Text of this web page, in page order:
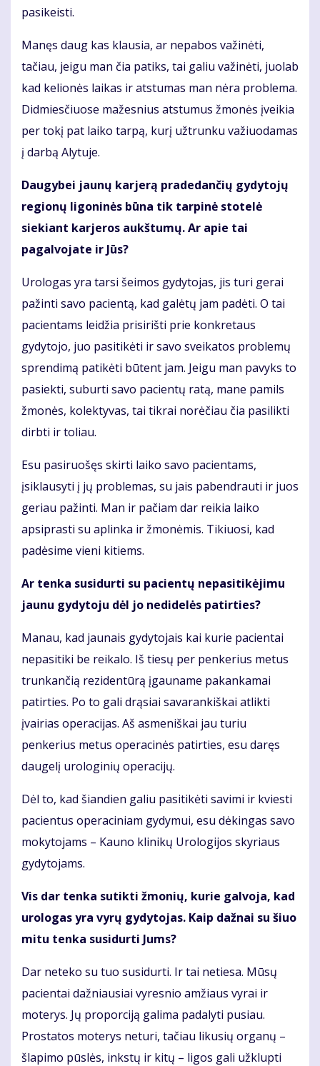
pasikeisti.
Manęs daug kas klausia, ar nepabos važinėti,
tačiau, jeigu man čia patiks, tai galiu važinėti, juolab
kad kelionės laikas ir atstumas man nėra problema.
Didmiesčiuose mažesnius atstumus žmonės įveikia
per tokį pat laiko tarpą, kurį užtrunku važiuodamas
į darbą Alytuje.
Daugybei jaunų karjerą pradedančių gydytojų
regionų ligoninės būna tik tarpinė stotelė
siekiant karjeros aukštumų. Ar apie tai
pagalvojate ir Jūs?
Urologas yra tarsi šeimos gydytojas, jis turi gerai
pažinti savo pacientą, kad galėtų jam padėti. O tai
pacientams leidžia prisirišti prie konkretaus
gydytojo, juo pasitikėti ir savo sveikatos problemų
sprendimą patikėti būtent jam. Jeigu man pavyks to
pasiekti, suburti savo pacientų ratą, mane pamils
žmonės, kolektyvas, tai tikrai norėčiau čia pasilikti
dirbti ir toliau.
Esu pasiruošęs skirti laiko savo pacientams,
įsiklausyti į jų problemas, su jais pabendrauti ir juos
geriau pažinti. Man ir pačiam dar reikia laiko
apsiprasti su aplinka ir žmonėmis. Tikiuosi, kad
padėsime vieni kitiems.
Ar tenka susidurti su pacientų nepasitikėjimu
jaunu gydytoju dėl jo nedidelės patirties?
Manau, kad jaunais gydytojais kai kurie pacientai
nepasitiki be reikalo. Iš tiesų per penkerius metus
trunkančią rezidentūrą įgauname pakankamai
patirties. Po to gali drąsiai savarankiškai atlikti
įvairias operacijas. Aš asmeniškai jau turiu
penkerius metus operacinės patirties, esu daręs
daugelį urologinių operacijų.
Dėl to, kad šiandien galiu pasitikėti savimi ir kviesti
pacientus operaciniam gydymui, esu dėkingas savo
mokytojams – Kauno klinikų Urologijos skyriaus
gydytojams.
Vis dar tenka sutikti žmonių, kurie galvoja, kad
urologas yra vyrų gydytojas. Kaip dažnai su šiuo
mitu tenka susidurti Jums?
Dar neteko su tuo susidurti. Ir tai netiesa. Mūsų
pacientai dažniausiai vyresnio amžiaus vyrai ir
moterys. Jų proporciją galima padalyti pusiau.
Prostatos moterys neturi, tačiau likusių organų –
šlapimo pūslės, inkstų ir kitų – ligos gali užklupti